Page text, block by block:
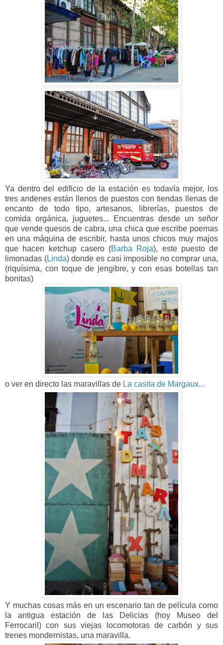
Ya dentro del edificio de la estación es todavía mejor, los
tres andenes están llenos de puestos con tiendas llenas de
encanto de todo tipo, artesanos, librerías, puestos de
comida orgánica, juguetes... Encuentras desde un señor
que vende quesos de cabra, una chica que escribe poemas
en una máquina de escribir, hasta unos chicos muy majos
que hacen ketchup casero (Barba Roja), este puesto de
limonadas (Linda) donde es casi imposible no comprar una,
(riquísima, con toque de jengibre, y con esas botellas tan
bonitas)
o ver en directo las maravillas de La casita de Margaux...
Y muchas cosas más en un escenario tan de película como
la antigua estación de las Delicias (hoy Museo del
Ferrocaril) con sus viejas locomotoras de carbón y sus
trenes mondernistas, una maravilla.